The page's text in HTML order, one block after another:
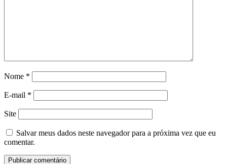
Nome *
E-mail *
Site
Salvar meus dados neste navegador para a próxima vez que eu
comentar.